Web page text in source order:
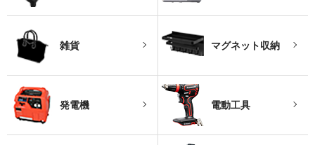
雑貨 マグネット収納
発電機 電動工具